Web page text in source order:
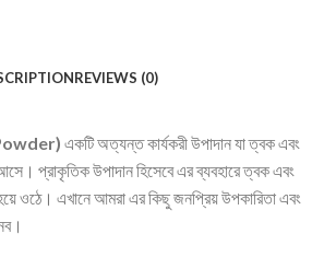
REVIEWS (0)
একটি অত্যন্ত কার্যকরী উপাদান যা ত্বক এবং
প্রাকৃতিক উপাদান হিসেবে এর ব্যবহারে ত্বক এবং
ওঠে। এখানে আমরা এর কিছু জনপ্রিয় উপকারিতা এবং